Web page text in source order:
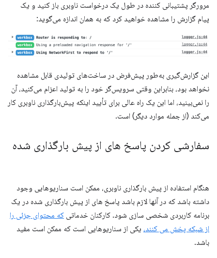
مرورگر پشتیبانی کننده در طول یک درخواست ناوبری باز کنید و یک
پیام گزارش را مشاهده خواهید کرد که به همان اندازه می‌گوید:
این گزارش‌گیری به‌طور پیش‌فرض در ساخت‌های تولیدی قابل مشاهده
نخواهد بود، بنابراین وقتی سرویس‌گر خود را به تولید اعزام می‌کنید، آن
را نمی‌بینید، اما این یک راه عالی برای تأیید اینکه پیش‌بارگذاری ناوبری کار
می‌کند (از جمله موارد دیگر) است.
سفارشی کردن پاسخ های از پیش بارگذاری شده
هنگام استفاده از پیش بارگذاری ناوبری، ممکن است سناریوهایی وجود
داشته باشد که در آنها لازم باشد پاسخ های از پیش بارگذاری شده در یک
برنامه کاربردی شخصی سازی شود. کارکنان خدماتی که محتوای جزئی را
از شبکه پخش می کنند، یکی از سناریوهایی است که ممکن است مفید
باشد.